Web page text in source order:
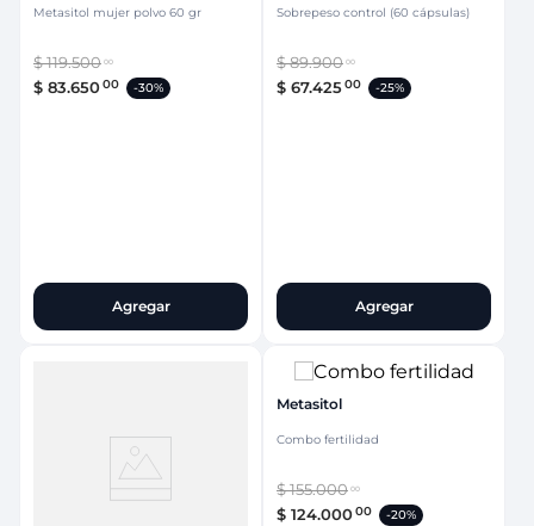
Metasitol mujer polvo 60 gr
$119.500 00
$ 83.65000 -30%
Agregar
Sobrepeso control (60 cápsulas)
$89.900 00
$ 67.42500 -25%
Agregar
Metasitol
Combo fertilidad
$155.000 00
$ 124.00000 -20%